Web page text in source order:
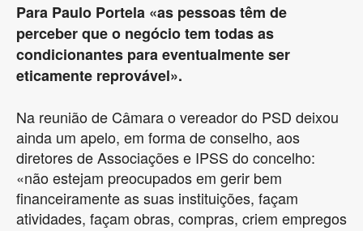
Para Paulo Portela «as pessoas têm de
perceber que o negócio tem todas as
condicionantes para eventualmente ser
eticamente reprovável».
Na reunião de Câmara o vereador do PSD deixou
ainda um apelo, em forma de conselho, aos
diretores de Associações e IPSS do concelho:
«não estejam preocupados em gerir bem
financeiramente as suas instituições, façam
atividades, façam obras, compras, criem empregos